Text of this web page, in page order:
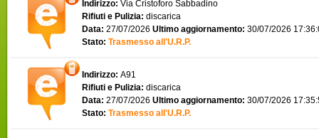
Indirizzo: Via Cristoforo Sabbadino
Rifiuti e Pulizia: discarica
Data: 27/07/2026 Ultimo aggiornamento: 30/07/2026
Stato: Trasmesso all'U.R.P.
Indirizzo: A91
Rifiuti e Pulizia: discarica
Data: 27/07/2026 Ultimo aggiornamento: 30/07/2026
Stato: Trasmesso all'U.R.P.